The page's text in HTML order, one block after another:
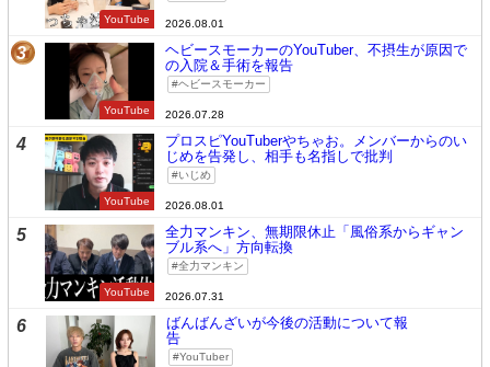
YouTube 2026.08.01
3
YouTube
ヘビースモーカーのYouTuber、不摂生が原因で
の入院＆手術を報告
ヘビースモーカー
2026.07.28
4
YouTube
プロスピYouTuberやちゃお。メンバーからのい
じめを告発し、相手も名指しで批判
いじめ
2026.08.01
5
YouTube
全力マンキン、無期限休止「風俗系からギャン
ブル系へ」方向転換
全力マンキン
2026.07.31
6
ばんばんざいが今後の活動について報
告
YouTuber